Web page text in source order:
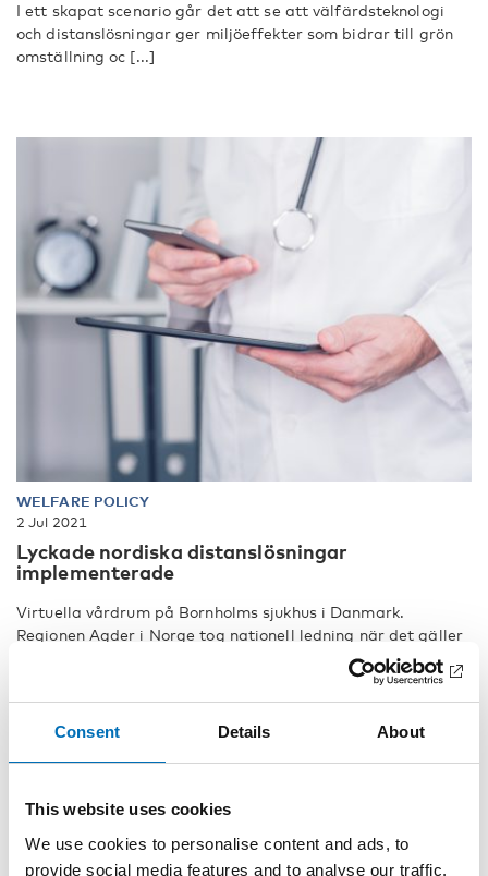
Consent Details About
This website uses cookies
We use cookies to personalise content and ads, to
provide social media features and to analyse our traffic.
I ett skapat scenario går det att se att välfärdsteknologi
och distanslösningar ger miljöeffekter som bidrar till grön
omställning oc [...]
WELFARE POLICY
2 Jul 2021
Lyckade nordiska distanslösningar
implementerade
Virtuella vårdrum på Bornholms sjukhus i Danmark.
Regionen Agder i Norge tog nationell ledning när det gäller